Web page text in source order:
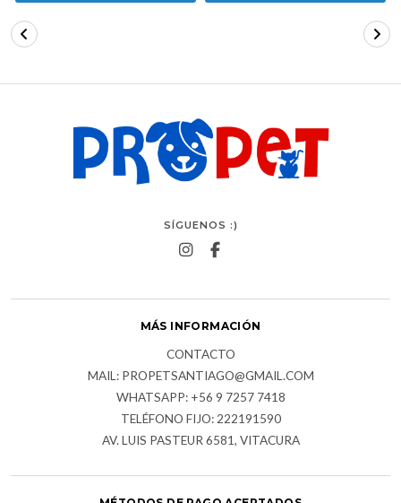
SÍGUENOS :)
MÁS INFORMACIÓN
CONTACTO
MAIL: PROPETSANTIAGO@GMAIL.COM
WHATSAPP: +56 9 7257 7418
TELÉFONO FIJO: 222191590
AV. LUIS PASTEUR 6581, VITACURA